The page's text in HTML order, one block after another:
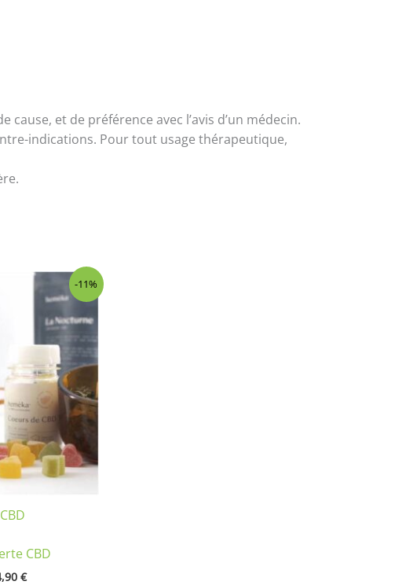
et de préférence avec l’avis d’un médecin.
indications. Pour tout usage thérapeutique,
-11%
CBD
€
Le
prix
actuel
est :
84,90 €.